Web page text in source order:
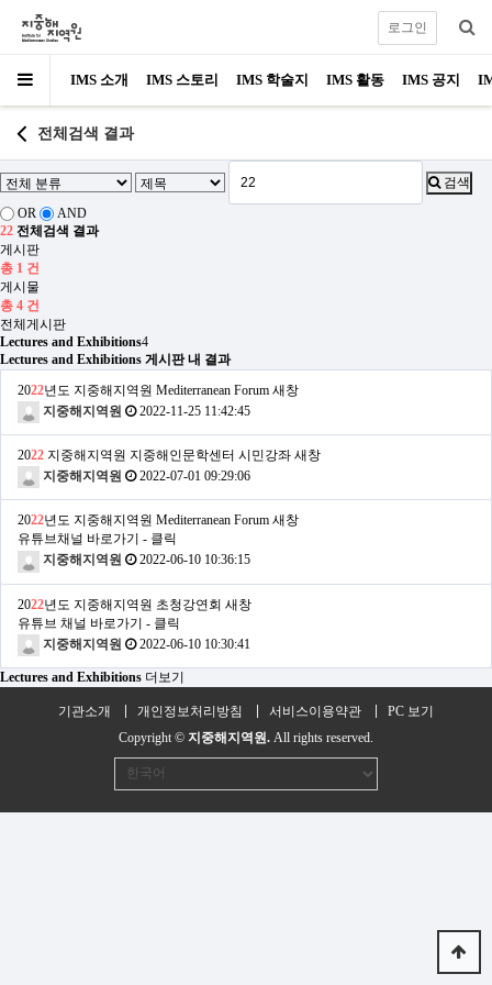
IMS 소개 IMS 스토리 IMS 학술지 IMS 활동 IMS 공지
로그인
전체검색 결과
검색
OR
AND
22 전체검색 결과
게시판
총 1 건
게시물
총 4 건
전체게시판
Lectures and Exhibitions4
Lectures and Exhibitions 게시판 내 결과
2022년도 지중해지역원 Mediterranean Forum 새창
지중해지역원
2022-11-25 11:42:45
2022 지중해지역원 지중해인문학센터 시민강좌 새창
지중해지역원
2022-07-01 09:29:06
2022년도 지중해지역원 Mediterranean Forum 새창
유튜브채널 바로가기 - 클릭
지중해지역원
2022-06-10 10:36:15
2022년도 지중해지역원 초청강연회 새창
유튜브 채널 바로가기 - 클릭
지중해지역원
2022-06-10 10:30:41
Lectures and Exhibitions 더보기
기관소개 개인정보처리방침 서비스이용약관
PC 보기
Copyright © 지중해지역원. All rights reserved.